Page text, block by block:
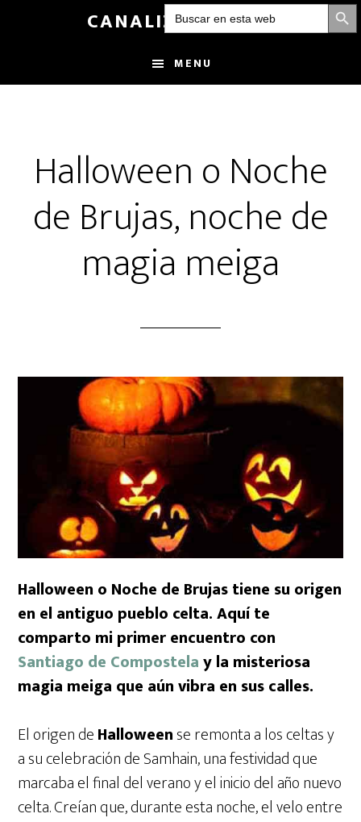
Buscar:
content
CANALIZANDOLUZ
MENU
Halloween o Noche
de Brujas, noche de
magia meiga
Halloween o Noche de Brujas tiene su origen
en el antiguo pueblo celta. Aquí te
comparto mi primer encuentro con
Santiago de Compostelay la misteriosa
magia meiga que aún vibra en sus calles.
El origen deHalloweense remonta a los celtas y
a su celebración de Samhain, una festividad que
marcaba el final del verano y el inicio del año nuevo
celta. Creían que, durante esta noche, el velo entre